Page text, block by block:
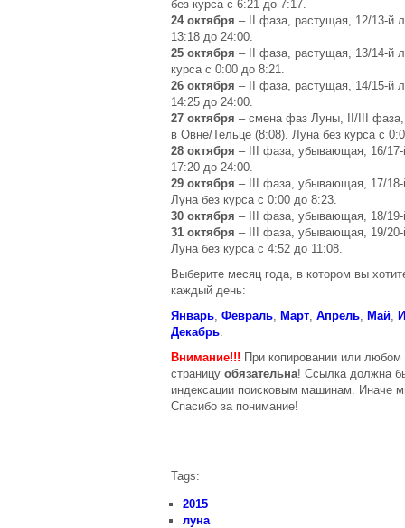
без курса с 6:21 до 7:17.
24 октября – II фаза, растущая, 12/13-й
13:18 до 24:00.
25 октября – II фаза, растущая, 13/14-й
курса с 0:00 до 8:21.
26 октября – II фаза, растущая, 14/15-й
14:25 до 24:00.
27 октября – смена фаз Луны, II/III
в Овне/Тельце (8:08). Луна без курса с
28 октября – III фаза, убывающая, 16/17-
17:20 до 24:00.
29 октября – III фаза, убывающая, 17/18-
Луна без курса с 0:00 до 8:23.
30 октября – III фаза, убывающая, 18/19-
31 октября – III фаза, убывающая, 19/20-
Луна без курса с 4:52 до 11:08.
Выберите месяц года, в котором вы
каждый день:
Январь Февраль Март Апрель Май
Декабрь
Внимание!!! При копировании или любом
страницу обязательна! Ссылка должна
индексации поисковым машинам. Иначе
Спасибо за понимание!
Tags:
2015
луна